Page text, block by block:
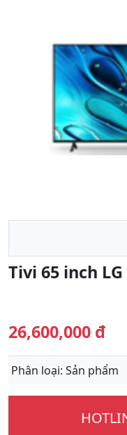
Previous
Tivi 65 inch LG
26,600,000 đ
Phân loại: Sản phẩm